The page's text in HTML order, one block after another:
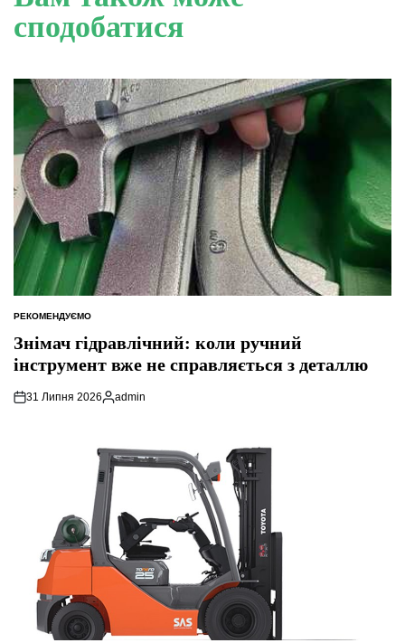
сподобатися
ОПУБЛІКУВАТИ
РЕКОМЕНДУЄМО
Знімач гідравлічний: коли ручний
інструмент вже не справляється з деталлю
31 Липня 2026
Опубліковано
admin